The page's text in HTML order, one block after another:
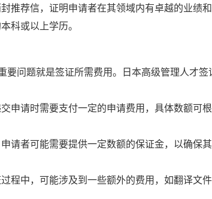
推荐信，证明申请者在其领域内有卓越的业绩和
科或以上学历。
要问题就是签证所需费用。日本高级管理人才签
申请时需要支付一定的申请费用，具体数额可
请者可能需要提供一定数额的保证金，以确保
程中，可能涉及到一些额外的费用，如翻译文件